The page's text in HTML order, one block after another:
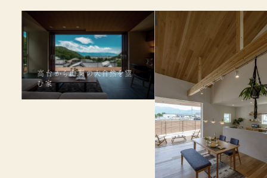
高台から山梨の大自然を望
む家